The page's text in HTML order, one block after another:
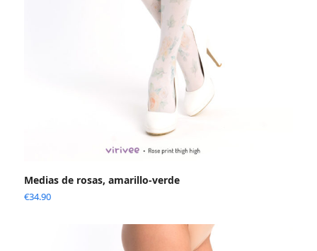
Medias de rosas, amarillo-verde
€34.90